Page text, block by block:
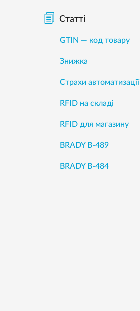
Статті
GTIN — код товару
Знижка
Страхи автоматизації
RFID на складі
RFID для магазину
BRADY B-489
BRADY B-484